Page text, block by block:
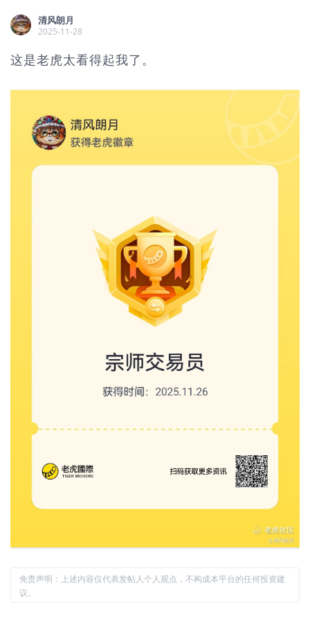
清风朗月
2025-11-28
这是老虎太看得起我了。
免责声明：上述内容仅代表发帖人个人观点，不构成本平台的任何投资建
议。